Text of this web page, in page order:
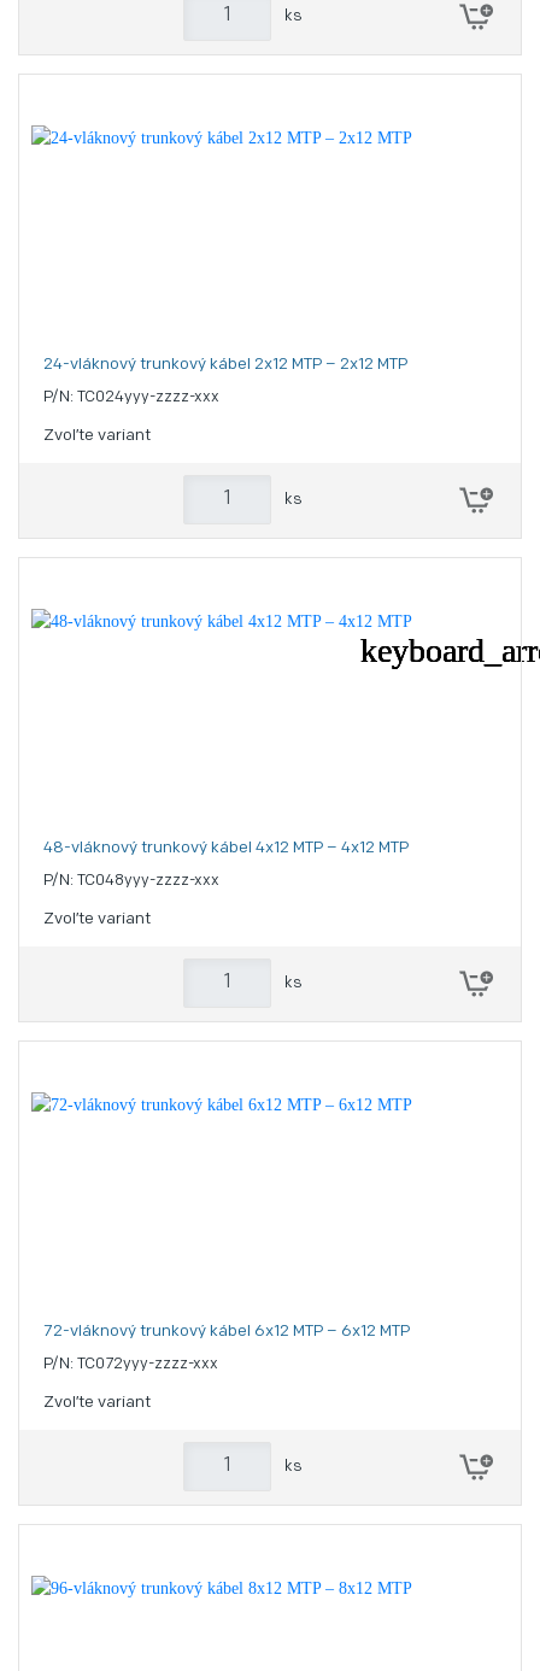
ks
24-vláknový trunkový kábel 2x12 MTP – 2x12 MTP
P/N: TC024yyy-zzzz-xxx
Zvoľte variant
ks
48-vláknový trunkový kábel 4x12 MTP – 4x12 MTP
P/N: TC048yyy-zzzz-xxx
Zvoľte variant
ks
72-vláknový trunkový kábel 6x12 MTP – 6x12 MTP
P/N: TC072yyy-zzzz-xxx
Zvoľte variant
ks